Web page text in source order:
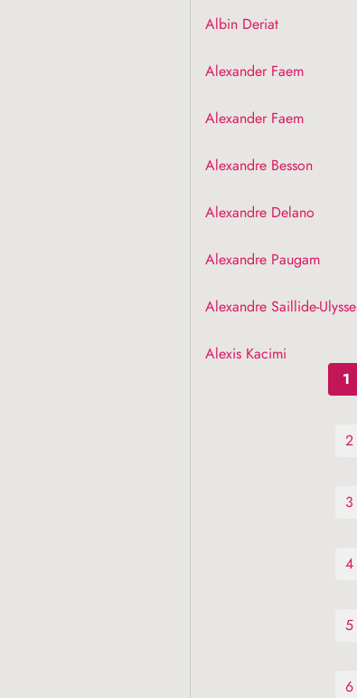
Albin Deriat
Alexander Faem
Alexander Faem
Alexandre Besson
Alexandre Delano
Alexandre Paugam
Alexandre Saillide-Ulysse
Alexis Kacimi
1
2
3
4
5
6